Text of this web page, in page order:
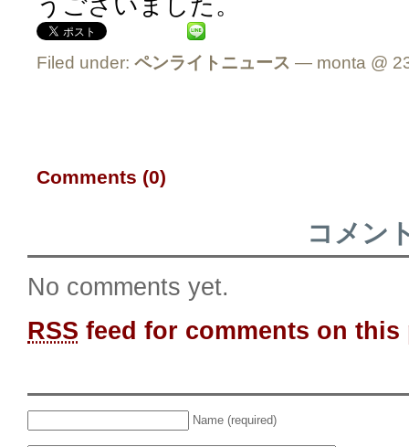
Filed under: ペンライトニュース — monta @
Comments (0)
コメン
No comments yet.
RSS feed for comments on this
Name (required)